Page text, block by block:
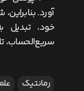
آورد.
خود،
سریع‌الحساب،
رمانتیک